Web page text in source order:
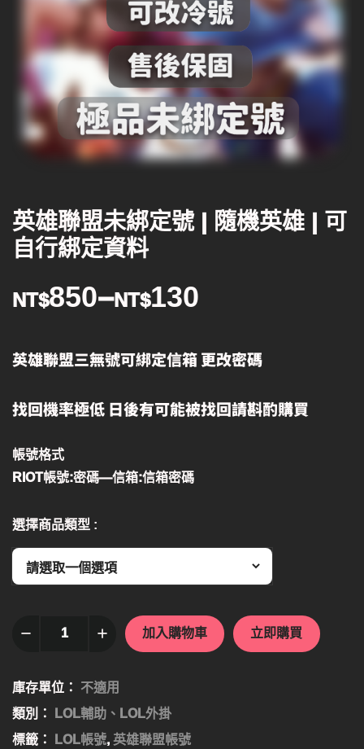
英雄聯盟未綁定號 | 隨機英雄 | 可
自行綁定資料
NT$130
–
NT$850
英雄聯盟三無號可綁定信箱 更改密碼
找回機率極低 日後有可能被找回請斟酌購買
帳號格式
RIOT帳號:密碼—信箱:信箱密碼
選擇商品類型
加入購物車 立即購買
庫存單位：
不適用
類別：
LOL輔助、LOL外掛
標籤：
LOL帳號, 英雄聯盟帳號